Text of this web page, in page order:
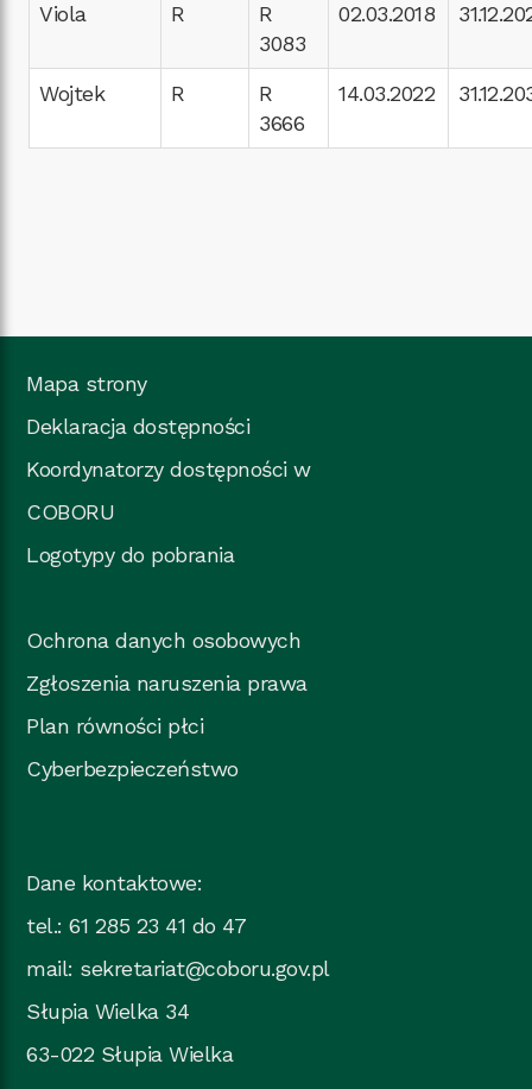
Viola R
R
3083
02.03.2018
Wojtek R
R
3666
14.03.2022
Mapa strony
Deklaracja dostępności
Koordynatorzy dostępności w
COBORU
Logotypy do pobrania
Ochrona danych osobowych
Zgłoszenia naruszenia prawa
Plan równości płci
Cyberbezpieczeństwo
Dane kontaktowe:
tel.: 61 285 23 41 do 47
mail: sekretariat@coboru.gov.pl
Słupia Wielka 34
63-022 Słupia Wielka